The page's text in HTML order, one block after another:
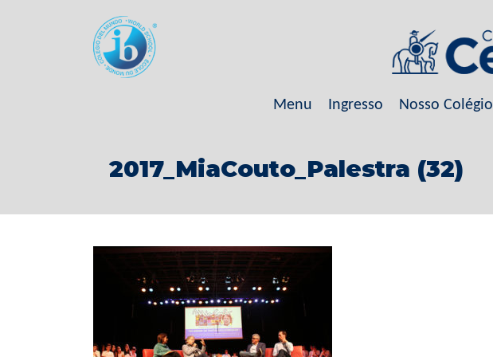
Menu Ingresso Nosso Colégio
2017_MiaCouto_Palestra (32)